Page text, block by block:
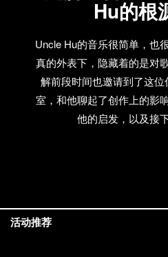
Hu的根
Uncle Hu的音乐很简单，也
真的外表下，隐藏着的是对
解前段时间也邀请到了这
室，和他聊起了创作上的影
他的启发，以及接
活动推荐